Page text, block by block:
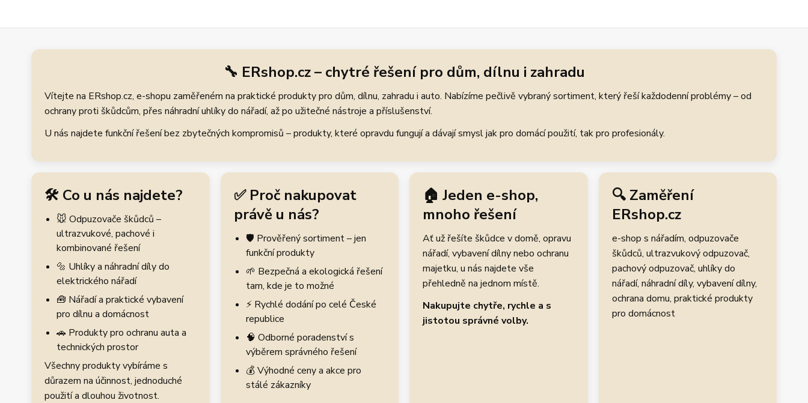
🔧 ERshop.cz – chytré řešení pro dům, dílnu i zahradu
Vítejte na ERshop.cz, e-shopu zaměřeném na praktické produkty pro dům, dílnu, zahradu i auto. Nabízíme pečlivě vybraný sortiment, který řeší každodenní problémy – od
ochrany proti škůdcům, přes náhradní uhlíky do nářadí, až po užitečné nástroje a příslušenství.
U nás najdete funkční řešení bez zbytečných kompromisů – produkty, které opravdu fungují a dávají smysl jak pro domácí použití, tak pro profesionály.
🛠️ Co u nás najdete?
🐭 Odpuzovače škůdců –
ultrazvukové, pachové i
kombinované řešení
🔩 Uhlíky a náhradní díly do
elektrického nářadí
🧰 Nářadí a praktické vybavení
pro dílnu a domácnost
🚗 Produkty pro ochranu auta a
technických prostor
Všechny produkty vybíráme s
důrazem na účinnost, jednoduché
použití a dlouhou životnost.
✅ Proč nakupovat
právě u nás?
🛡️ Prověřený sortiment – jen
funkční produkty
🌱 Bezpečná a ekologická řešení
tam, kde je to možné
⚡ Rychlé dodání po celé České
republice
🧠 Odborné poradenství s
výběrem správného řešení
💰 Výhodné ceny a akce pro
stálé zákazníky
🏠 Jeden e-shop,
mnoho řešení
Ať už řešíte škůdce v domě, opravu
nářadí, vybavení dílny nebo ochranu
majetku, u nás najdete vše
přehledně na jednom místě.
Nakupujte chytře, rychle a s
jistotou správné volby.
🔍 Zaměření
ERshop.cz
e-shop s nářadím, odpuzovače
škůdců, ultrazvukový odpuzovač,
pachový odpuzovač, uhlíky do
nářadí, náhradní díly, vybavení dílny,
ochrana domu, praktické produkty
pro domácnost